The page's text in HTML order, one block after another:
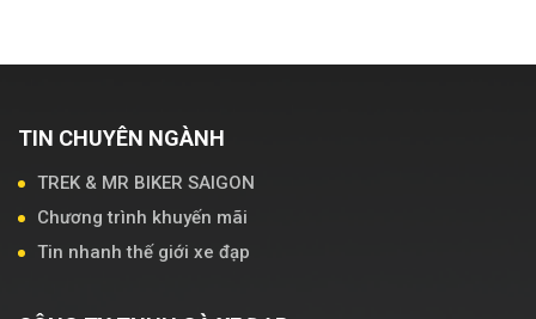
TIN CHUYÊN NGÀNH
TREK & MR BIKER SAIGON
Chương trình khuyến mãi
Tin nhanh thế giới xe đạp